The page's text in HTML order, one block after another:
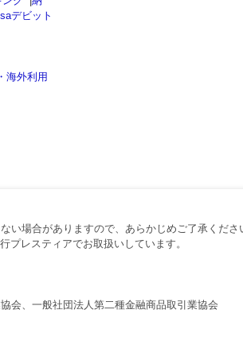
デビット
海外利用
い場合がありますので、あらかじめご了承くださ
プレスティアでお取扱いしています。
会、一般社団法人第二種金融商品取引業協会